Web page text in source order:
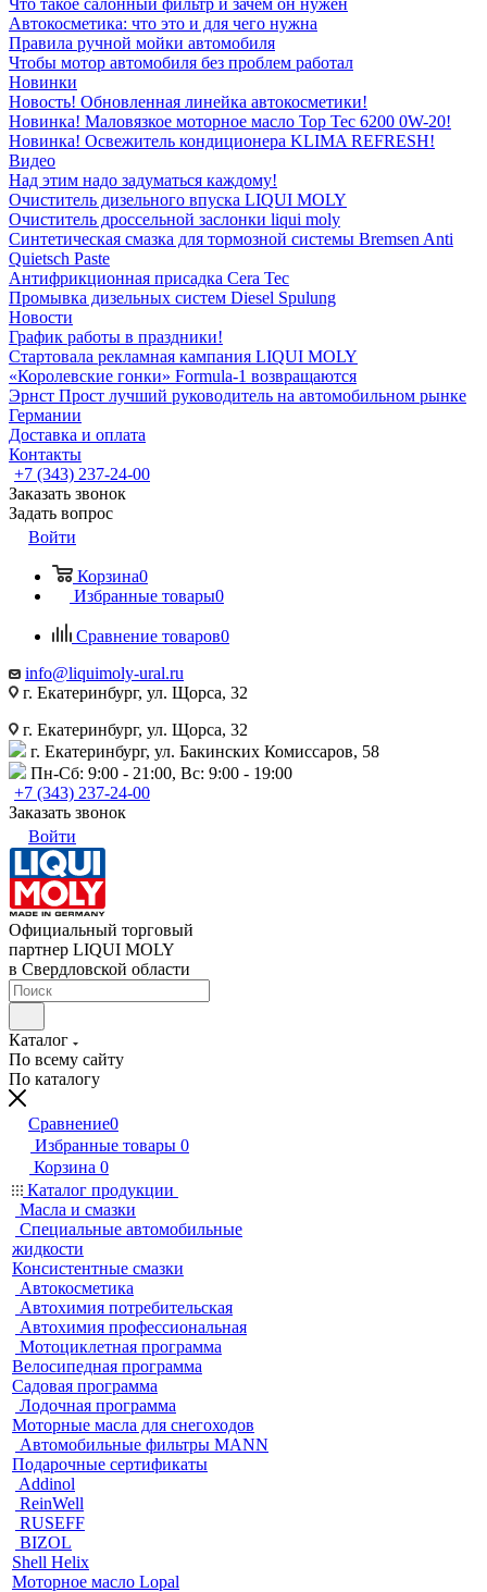
Что такое салонный фильтр и зачем он нужен
Автокосметика: что это и для чего нужна
Правила ручной мойки автомобиля
Чтобы мотор автомобиля без проблем работал
Новинки
Новость! Обновленная линейка автокосметики!
Новинка! Маловязкое моторное масло Top Tec 6200 0W-20!
Новинка! Освежитель кондиционера KLIMA REFRESH!
Видео
Над этим надо задуматься каждому!
Очиститель дизельного впуска LIQUI MOLY
Очиститель дроссельной заслонки liqui moly
Синтетическая смазка для тормозной системы Bremsen Anti
Quietsch Paste
Антифрикционная присадка Cera Tec
Промывка дизельных систем Diesel Spulung
Новости
График работы в праздники!
Стартовала рекламная кампания LIQUI MOLY
«Королевские гонки» Formula-1 возвращаются
Эрнст Прост лучший руководитель на автомобильном рынке
Германии
Доставка и оплата
Контакты
+7 (343) 237-24-00
Заказать звонок
Задать вопрос
Войти
Корзина0
Избранные товары0
Сравнение товаров0
info@liquimoly-ural.ru
г. Екатеринбург, ул. Щорса, 32
г. Екатеринбург, ул. Щорса, 32
г. Екатеринбург, ул. Бакинских Комиссаров, 58
Пн-Сб: 9:00 - 21:00, Вс: 9:00 - 19:00
+7 (343) 237-24-00
Заказать звонок
Войти
Официальный торговый
партнер LIQUI MOLY
в Свердловской области
Каталог
По всему сайту
По каталогу
Сравнение0
Избранные товары 0
Корзина 0
Каталог продукции
Масла и смазки
Специальные автомобильные
жидкости
Консистентные смазки
Автокосметика
Автохимия потребительская
Автохимия профессиональная
Мотоциклетная программа
Велосипедная программа
Садовая программа
Лодочная программа
Моторные масла для снегоходов
Автомобильные фильтры MANN
Подарочные сертификаты
Addinol
ReinWell
RUSEFF
BIZOL
Shell Helix
Моторное масло Lopal